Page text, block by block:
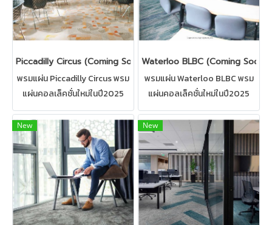
Piccadilly Circus (Coming Soon)
พรมแผ่น Piccadilly Circus พรม
แผ่นคอลเล็คชั่นใหม่ในปี2025
พรมสำหรับปูพื้นสำนักงาน,ห้อง
ทำงาน,ห้องประชุม มีให้เลือกหลาก
หลายแบบ
Waterloo BLBC (Coming Soon)
พรมแผ่น Waterloo BLBC พรม
แผ่นคอลเล็คชั่นใหม่ในปี2025
พรมสำหรับปูพื้นสำนักงาน,ห้อง
ทำงาน,ห้องประชุม มีให้เลือกหลาก
หลายแบบ
New New